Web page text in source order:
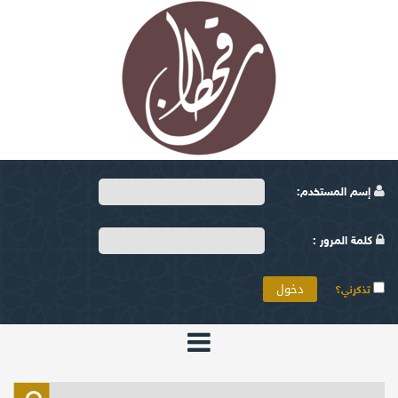
إسم المستخدم:
كلمة المرور :
تذكرني؟